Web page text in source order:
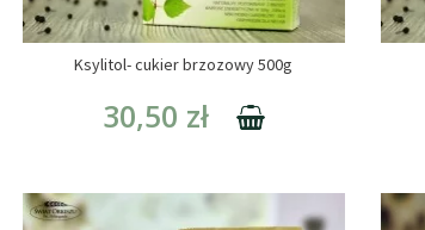
Ksylitol- cukier brzozowy 500g
30,50 zł